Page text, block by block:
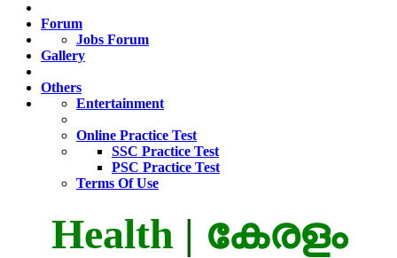
Forum
Jobs Forum
Gallery
Others
Entertainment
Online Practice Test
SSC Practice Test
PSC Practice Test
Terms Of Use
Health | കേരളം